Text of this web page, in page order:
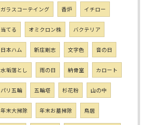
ガラスコーテイング 香炉 イチロー
当てる オミクロン株 バクテリア
日本ハム 新庄剛志 文字色 音の日
水垢落とし 雨の日 納骨室 カロート
パリ五輪 五輪塔 杉花粉 山の中
年末大掃除 年末お墓掃除 鳥居